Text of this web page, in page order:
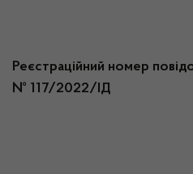
Реєстраційний номер
№ 117/2022/ІД